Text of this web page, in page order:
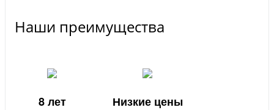
Наши преимущества
8 лет Низкие цены